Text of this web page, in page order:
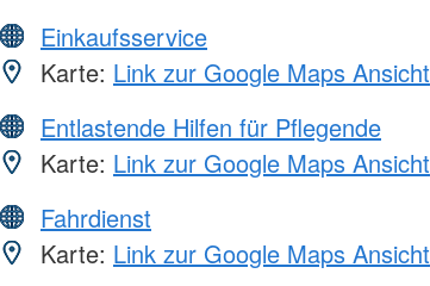
Einkaufsservice
Karte: Link zur Google Maps Ansicht
Entlastende Hilfen für Pflegende
Karte: Link zur Google Maps Ansicht
Fahrdienst
Karte: Link zur Google Maps Ansicht